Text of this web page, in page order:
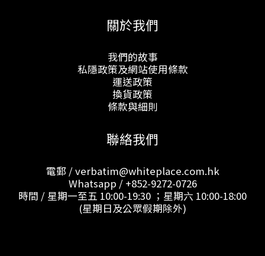
關於我們
我們的故事
私隱政策及網站使用條款
運送政策
換貨政策
條款與細則
聯絡我們
電郵 / verbatim@whiteplace.com.hk
Whatsapp / +852-9272-0726
時間 / 星期一至五 10:00-19:30 ；星期六 10:00-18:00
(星期日及公眾假期除外)